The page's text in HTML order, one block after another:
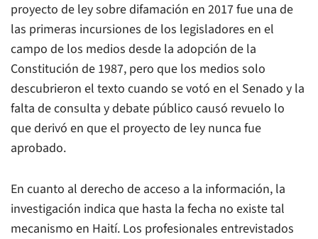
proyecto de ley sobre difamación en 2017 fue una de
las primeras incursiones de los legisladores en el
campo de los medios desde la adopción de la
Constitución de 1987, pero que los medios solo
descubrieron el texto cuando se votó en el Senado y la
falta de consulta y debate público causó revuelo lo
que derivó en que el proyecto de ley nunca fue
aprobado.
En cuanto al derecho de acceso a la información, la
investigación indica que hasta la fecha no existe tal
mecanismo en Haití. Los profesionales entrevistados